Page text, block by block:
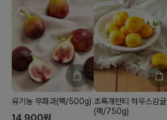
유기농 무화과(팩/500g) 초록개런티 하우스감귤
(팩/750g)